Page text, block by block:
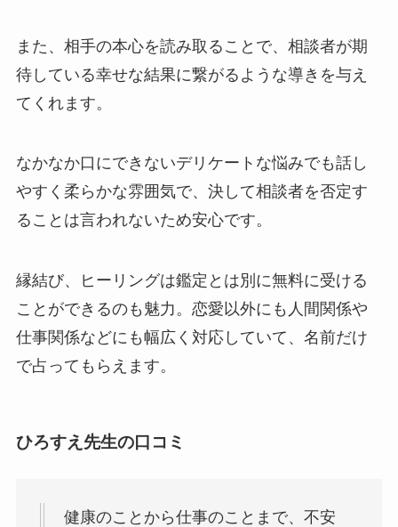
また、相手の本心を読み取ることで、相談者が期
待している幸せな結果に繋がるような導きを与え
てくれます。
なかなか口にできないデリケートな悩みでも話し
やすく柔らかな雰囲気で、決して相談者を否定す
ることは言われないため安心です。
縁結び、ヒーリングは鑑定とは別に無料に受ける
ことができるのも魅力。恋愛以外にも人間関係や
仕事関係などにも幅広く対応していて、名前だけ
で占ってもらえます。
ひろすえ先生の口コミ
健康のことから仕事のことまで、不安